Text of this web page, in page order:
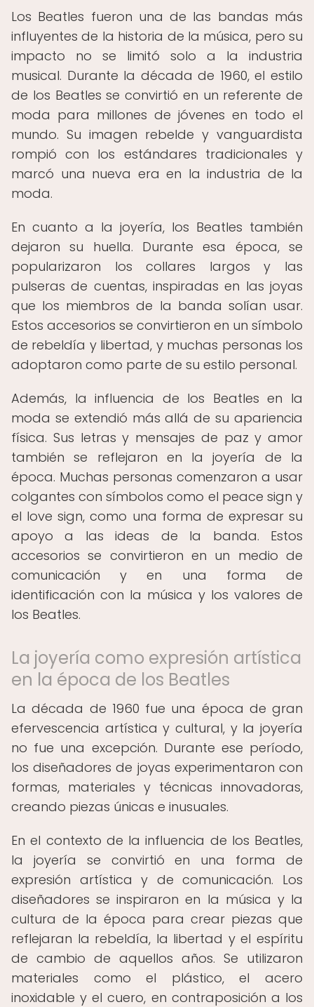
Los Beatles fueron una de las bandas más
influyentes de la historia de la música, pero su
impacto no se limitó solo a la industria
musical. Durante la década de 1960, el estilo
de los Beatles se convirtió en un referente de
moda para millones de jóvenes en todo el
mundo. Su imagen rebelde y vanguardista
rompió con los estándares tradicionales y
marcó una nueva era en la industria de la
moda.
En cuanto a la joyería, los Beatles también
dejaron su huella. Durante esa época, se
popularizaron los collares largos y las
pulseras de cuentas, inspiradas en las joyas
que los miembros de la banda solían usar.
Estos accesorios se convirtieron en un símbolo
de rebeldía y libertad, y muchas personas los
adoptaron como parte de su estilo personal.
Además, la influencia de los Beatles en la
moda se extendió más allá de su apariencia
física. Sus letras y mensajes de paz y amor
también se reflejaron en la joyería de la
época. Muchas personas comenzaron a usar
colgantes con símbolos como el peace sign y
el love sign, como una forma de expresar su
apoyo a las ideas de la banda. Estos
accesorios se convirtieron en un medio de
comunicación y en una forma de
identificación con la música y los valores de
los Beatles.
La joyería como expresión artística
en la época de los Beatles
La década de 1960 fue una época de gran
efervescencia artística y cultural, y la joyería
no fue una excepción. Durante ese período,
los diseñadores de joyas experimentaron con
formas, materiales y técnicas innovadoras,
creando piezas únicas e inusuales.
En el contexto de la influencia de los Beatles,
la joyería se convirtió en una forma de
expresión artística y de comunicación. Los
diseñadores se inspiraron en la música y la
cultura de la época para crear piezas que
reflejaran la rebeldía, la libertad y el espíritu
de cambio de aquellos años. Se utilizaron
materiales como el plástico, el acero
inoxidable y el cuero, en contraposición a los